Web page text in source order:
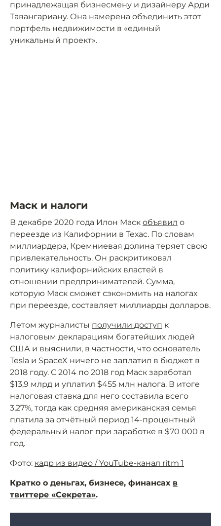
принадлежащая бизнесмену и дизайнеру Арди
Тавангариану. Она намерена объединить этот
портфель недвижимости в «единый
уникальный проект».
Маск и налоги
В декабре 2020 года Илон Маск объявил о
переезде из Калифорнии в Техас. По словам
миллиардера, Кремниевая долина теряет свою
привлекательность. Он раскритиковал
политику калифорнийских властей в
отношении предпринимателей. Сумма,
которую Маск сможет сэкономить на налогах
при переезде, составляет миллиарды долларов.
Летом журналисты получили доступ к
налоговым декларациям богатейших людей
США и выяснили, в частности, что основатель
Tesla и SpaceX ничего не заплатил в бюджет в
2018 году. С 2014 по 2018 год Маск заработал
$13,9 млрд и уплатил $455 млн налога. В итоге
налоговая ставка для него составила всего
3,27%, тогда как средняя американская семья
платила за отчётный период 14-процентный
федеральный налог при заработке в $70 000 в
год.
Фото: кадр из видео / YouTube-канал ritm 1
Кратко о деньгах, бизнесе, финансах в
твиттере «Секрета».